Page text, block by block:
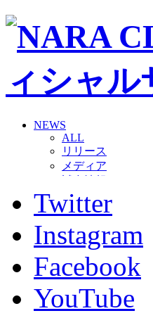
NEWS
ALL
リリース
メディア
グッズ
ファンコミュニテ
ホームタウン
コラム
その他
TEAM
2026/27トップチー
2026/27トップチ
Twitter
Instagram
Facebook
YouTube